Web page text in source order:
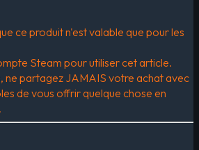
ce produit n'est valable que pour les
Steam pour utiliser cet article.
ne partagez JAMAIS votre achat avec
de vous offrir quelque chose en